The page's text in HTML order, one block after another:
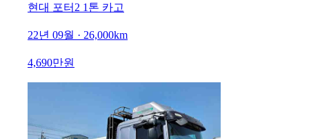
현대 포터2 1톤 카고
22년 09월 · 26,000km
4,690만원